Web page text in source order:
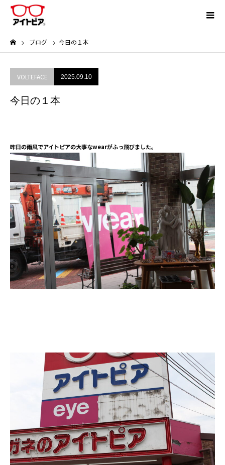
ブログ 今日の１本
VOLTEFACE 2025.09.10
今日の１本
昨日の雨風でアイトピアの大事なwearがふっ飛びました。